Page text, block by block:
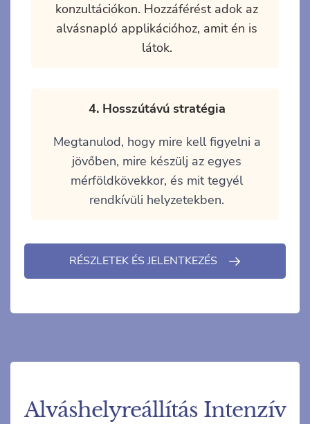
konzultációkon. Hozzáférést adok az
alvásnapló applikációhoz, amit én is
látok.
4. Hosszútávú stratégia
Megtanulod, hogy mire kell figyelni a
jövőben, mire készülj az egyes
mérföldkövekkor, és mit tegyél
rendkívüli helyzetekben.
RÉSZLETEK ÉS JELENTKEZÉS
Alváshelyreállítás Intenzív